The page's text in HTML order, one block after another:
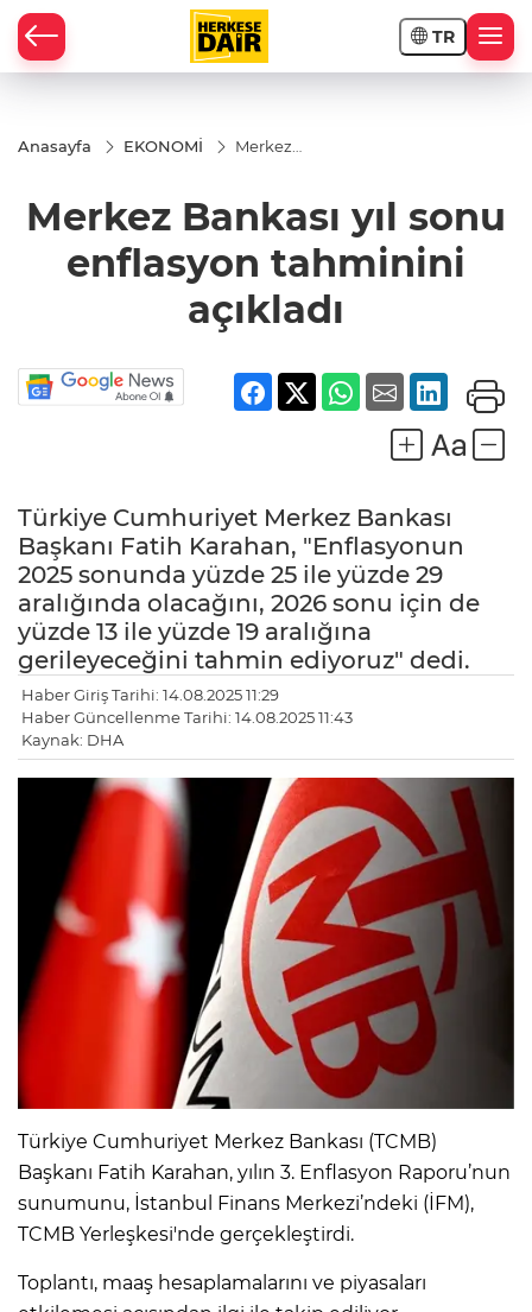
TR
Anasayfa EKONOMİ
Merkez
enflasyon
tahminini
Merkez Bankası yıl sonu
enflasyon tahminini
açıkladı
Türkiye Cumhuriyet Merkez Bankası
Başkanı Fatih Karahan, "Enflasyonun
2025 sonunda yüzde 25 ile yüzde 29
aralığında olacağını, 2026 sonu için de
yüzde 13 ile yüzde 19 aralığına
gerileyeceğini tahmin ediyoruz" dedi.
Haber Giriş Tarihi: 14.08.2025 11:29
Haber Güncellenme Tarihi: 14.08.2025 11:43
Kaynak: DHA
Türkiye Cumhuriyet Merkez Bankası (TCMB)
Başkanı Fatih Karahan, yılın 3. Enflasyon Raporu’nun
sunumunu, İstanbul Finans Merkezi’ndeki (İFM),
TCMB Yerleşkesi'nde gerçekleştirdi.
Toplantı, maaş hesaplamalarını ve piyasaları